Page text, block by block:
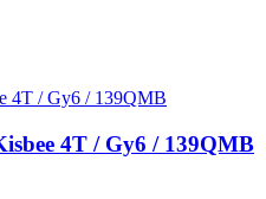
4T / Gy6 / 139QMB